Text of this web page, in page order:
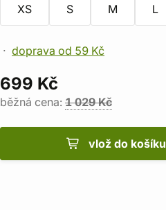
XS S M L
doprava od 59 Kč
699 Kč
běžná cena: 1 029 Kč
vlož do košíku